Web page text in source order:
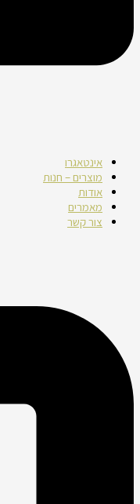
אינטאגרו
מוצרים – חנות
אודות
מאמרים
צור קשר